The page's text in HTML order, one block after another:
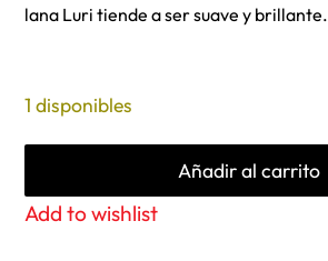
lana Luri tiende a ser suave y brillante.
1 disponibles
Añadir al carrito
Add to wishlist